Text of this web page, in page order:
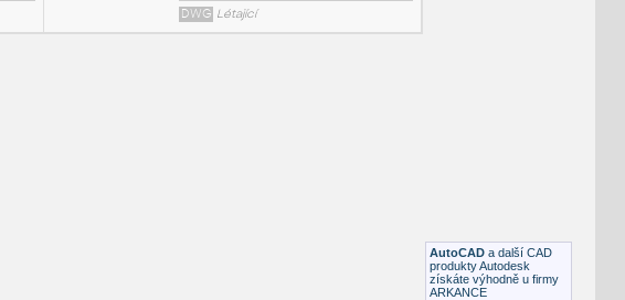
Létající
AutoCAD a další CAD
produkty Autodesk
získáte výhodně u firmy
ARKANCE